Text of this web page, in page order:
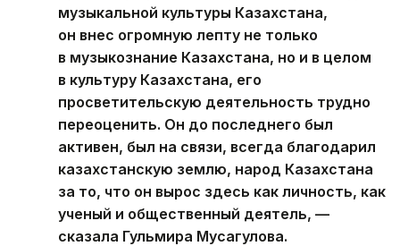
музыкальной культуры Казахстана,
он внес огромную лепту не только
в музыкознание Казахстана, но и в целом
в культуру Казахстана, его
просветительскую деятельность трудно
переоценить. Он до последнего был
активен, был на связи, всегда благодарил
казахстанскую землю, народ Казахстана
за то, что он вырос здесь как личность, как
ученый и общественный деятель, —
сказала Гульмира Мусагулова.